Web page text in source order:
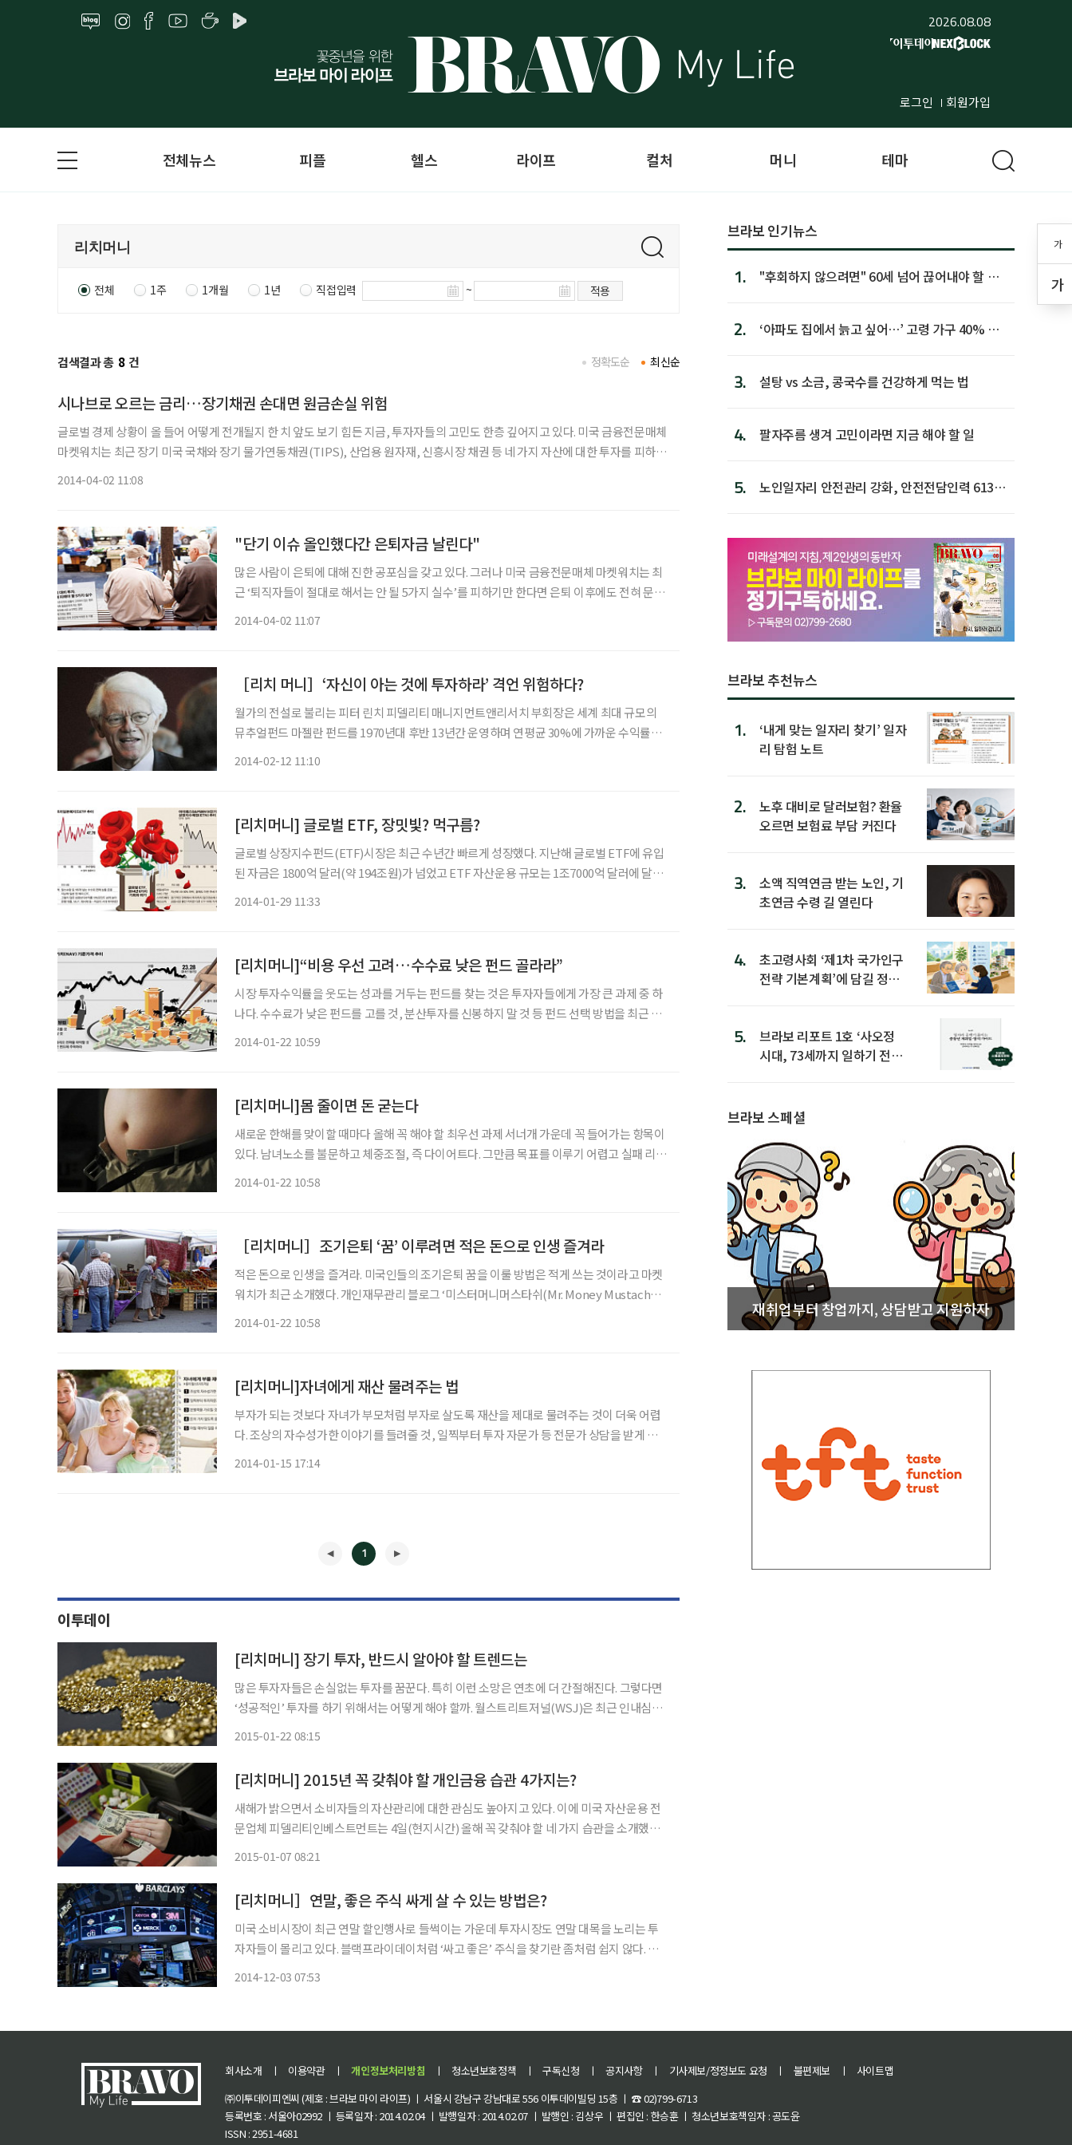
2026.08.08
로그인 회원가입
가
가
전체뉴스 피플 헬스 라이프 컬처 머니 테마
전체 1주 1개월 1년 직접입력 ~ 적용
검색결과 총 8 건 최신순
정확도순
시나브로 오르는 금리…장기채권 손대면 원금손실 위험
글로벌 경제 상황이 올 들어 어떻게 전개될지 한 치 앞도 보기 힘든 지금, 투자자들의 고민도 한층 깊어지고 있다. 미국 금융전문매체
마켓워치는 최근 장기 미국 국채와 장기 물가연동채권(TIPS), 산업용 원자재, 신흥시장 채권 등 네 가지 자산에 대한 투자를 피하라
2014-04-02 11:08
"단기 이슈 올인했다간 은퇴자금 날린다"
많은 사람이 은퇴에 대해 진한 공포심을 갖고 있다. 그러나 미국 금융전문매체 마켓워치는 최
근 ‘퇴직자들이 절대로 해서는 안 될 5가지 실수’를 피하기만 한다면 은퇴 이후에도 전혀 문제
2014-04-02 11:07
［리치 머니］‘자신이 아는 것에 투자하라’ 격언 위험하다?
월가의 전설로 불리는 피터 린치 피델리티 매니지먼트앤리서치 부회장은 세계 최대 규모의
뮤추얼펀드 마젤란 펀드를 1970년대 후반 13년간 운영하며 연평균 30%에 가까운 수익률을
2014-02-12 11:10
[리치머니] 글로벌 ETF, 장밋빛? 먹구름?
글로벌 상장지수펀드(ETF)시장은 최근 수년간 빠르게 성장했다. 지난해 글로벌 ETF에 유입
된 자금은 1800억 달러(약 194조원)가 넘었고 ETF 자산운용 규모는 1조7000억 달러에 달했
2014-01-29 11:33
[리치머니]“비용 우선 고려…수수료 낮은 펀드 골라라”
시장 투자수익률을 웃도는 성과를 거두는 펀드를 찾는 것은 투자자들에게 가장 큰 과제 중 하
나다. 수수료가 낮은 펀드를 고를 것, 분산투자를 신봉하지 말 것 등 펀드 선택 방법을 최근 월
2014-01-22 10:59
[리치머니]몸 줄이면 돈 굳는다
새로운 한해를 맞이할 때마다 올해 꼭 해야 할 최우선 과제 서너개 가운데 꼭 들어가는 항목이
있다. 남녀노소를 불문하고 체중조절, 즉 다이어트다. 그만큼 목표를 이루기 어렵고 실패 리스
2014-01-22 10:58
［리치머니］조기은퇴 ‘꿈’ 이루려면 적은 돈으로 인생 즐겨라
적은 돈으로 인생을 즐겨라. 미국인들의 조기은퇴 꿈을 이룰 방법은 적게 쓰는 것이라고 마켓
워치가 최근 소개했다. 개인재무관리 블로그 ‘미스터머니머스타쉬(Mr. Money Mustache
2014-01-22 10:58
[리치머니]자녀에게 재산 물려주는 법
부자가 되는 것보다 자녀가 부모처럼 부자로 살도록 재산을 제대로 물려주는 것이 더욱 어렵
다. 조상의 자수성가한 이야기를 들려줄 것, 일찍부터 투자 자문가 등 전문가 상담을 받게 할
2014-01-15 17:14
1
이투데이
[리치머니] 장기 투자, 반드시 알아야 할 트렌드는
많은 투자자들은 손실없는 투자를 꿈꾼다. 특히 이런 소망은 연초에 더 간절해진다. 그렇다면
‘성공적인’ 투자를 하기 위해서는 어떻게 해야 할까. 월스트리트저널(WSJ)은 최근 인내심을
2015-01-22 08:15
[리치머니] 2015년 꼭 갖춰야 할 개인금융 습관 4가지는?
새해가 밝으면서 소비자들의 자산관리에 대한 관심도 높아지고 있다. 이에 미국 자산운용 전
문업체 피델리티인베스트먼트는 4일(현지시간) 올해 꼭 갖춰야 할 네 가지 습관을 소개했다.
2015-01-07 08:21
[리치머니］연말, 좋은 주식 싸게 살 수 있는 방법은?
미국 소비시장이 최근 연말 할인행사로 들썩이는 가운데 투자시장도 연말 대목을 노리는 투
자자들이 몰리고 있다. 블랙프라이데이처럼 ‘싸고 좋은’ 주식을 찾기란 좀처럼 쉽지 않다. 금
2014-12-03 07:53
브라보 인기뉴스
1.
"후회하지 않으려면" 60세 넘어 끊어내야 할 사
2.
‘아파도 집에서 늙고 싶어…’ 고령 가구 40% 노
3. 설탕 vs 소금, 콩국수를 건강하게 먹는 법
4. 팔자주름 생겨 고민이라면 지금 해야 할 일
5.
노인일자리 안전관리 강화, 안전전담인력 613명
브라보 추천뉴스
1.
‘내게 맞는 일자리 찾기’ 일자
리 탐험 노트
2.
노후 대비로 달러보험? 환율
오르면 보험료 부담 커진다
3.
소액 직역연금 받는 노인, 기
초연금 수령 길 열린다
4.
초고령사회 ‘제1차 국가인구
전략 기본계획’에 담길 정책
5.
브라보 리포트 1호 ‘사오정
시대, 73세까지 일하기 전략’
브라보 스페셜
재취업부터 창업까지, 상담받고 지원하자
회사소개 ㅣ 이용약관 ㅣ 개인정보처리방침 ㅣ 청소년보호정책 ㅣ 구독신청 ㅣ 공지사항 ㅣ 기사제보/정정보도 요청 ㅣ 불편제보 ㅣ
사이트맵
㈜이투데이피엔씨 (제호 : 브라보 마이 라이프) ㅣ 서울시 강남구 강남대로 556 이투데이빌딩 15층 ㅣ ☎ 02)799-6713
등록번호 : 서울아02992 ㅣ 등록일자 : 2014.02.04 ㅣ 발행일자 : 2014.02.07 ㅣ 발행인 : 김상우 ㅣ 편집인 : 한승훈 ㅣ 청소년보호책임자 : 공도윤
ISSN : 2951-4681